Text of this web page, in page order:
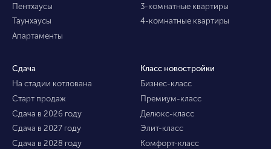
Пентхаусы
Таунхаусы
Апартаменты
3-комнатные квартиры
4-комнатные квартиры
Сдача
На стадии котлована
Старт продаж
Сдача в 2026 году
Сдача в 2027 году
Сдача в 2028 году
Класс новостройки
Бизнес-класс
Премиум-класс
Делюкс-класс
Элит-класс
Комфорт-класс